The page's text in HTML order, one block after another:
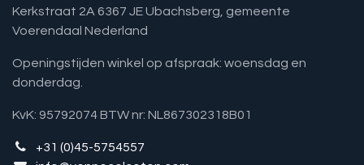
Kerkstraat 2A 6367 JE Ubachsberg, gemeente
Voerendaal Nederland
Openingstijden winkel op afspraak: woensdag en
donderdag.
KvK: 95792074 BTW nr: NL867302318B01
+31 (0)45-5754557